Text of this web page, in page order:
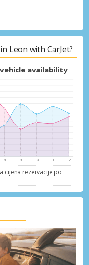
Leon with CarJet?
availability
cijena rezervacije po
naših